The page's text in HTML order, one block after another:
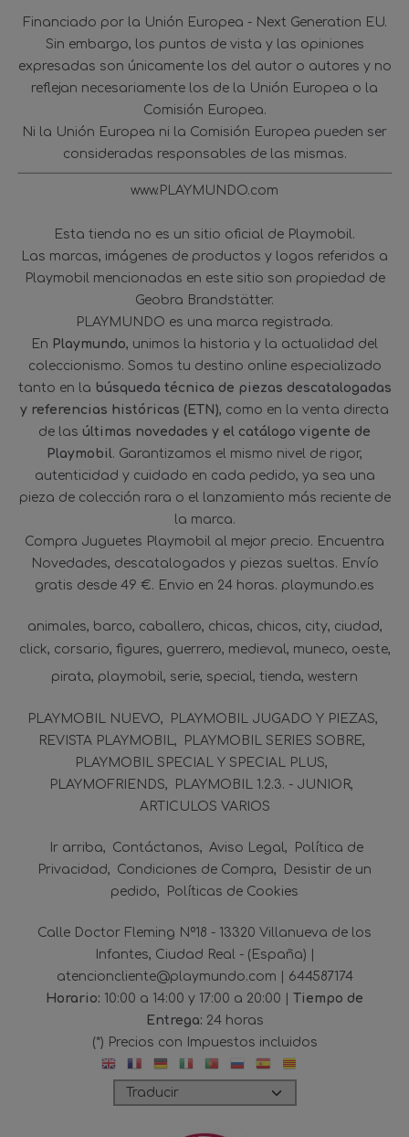
Financiado por la Unión Europea - Next Generation EU.
Sin embargo, los puntos de vista y las opiniones
expresadas son únicamente los del autor o autores y no
reflejan necesariamente los de la Unión Europea o la
Comisión Europea.
Ni la Unión Europea ni la Comisión Europea pueden ser
consideradas responsables de las mismas.
www.PLAYMUNDO.com
Esta tienda no es un sitio oficial de Playmobil.
Las marcas, imágenes de productos y logos referidos a
Playmobil mencionadas en este sitio son propiedad de
Geobra Brandstätter.
PLAYMUNDO es una marca registrada.
En Playmundo, unimos la historia y la actualidad del
coleccionismo. Somos tu destino online especializado
tanto en la búsqueda técnica de piezas descatalogadas
y referencias históricas (ETN), como en la venta directa
de las últimas novedades y el catálogo vigente de
Playmobil. Garantizamos el mismo nivel de rigor,
autenticidad y cuidado en cada pedido, ya sea una
pieza de colección rara o el lanzamiento más reciente de
la marca.
Compra Juguetes Playmobil al mejor precio. Encuentra
Novedades, descatalogados y piezas sueltas. Envío
gratis desde 49 €. Envio en 24 horas. playmundo.es
animales barco caballero chicas chicos city ciudad
click corsario figures guerrero medieval muneco oeste
pirata playmobil serie special tienda western
PLAYMOBIL NUEVO
PLAYMOBIL JUGADO Y PIEZAS
REVISTA PLAYMOBIL
PLAYMOBIL SERIES SOBRE
PLAYMOBIL SPECIAL Y SPECIAL PLUS
PLAYMOFRIENDS
PLAYMOBIL 1.2.3. - JUNIOR
ARTICULOS VARIOS
Ir arriba Contáctanos Aviso Legal
Política de
Privacidad
Condiciones de Compra
Desistir de un
pedido
Políticas de Cookies
Calle Doctor Fleming Nº18 - 13320 Villanueva de los
Infantes, Ciudad Real - (España) |
atencioncliente@playmundo.com | 644587174
Horario: 10:00 a 14:00 y 17:00 a 20:00 | Tiempo de
Entrega: 24 horas
(*) Precios con Impuestos incluidos